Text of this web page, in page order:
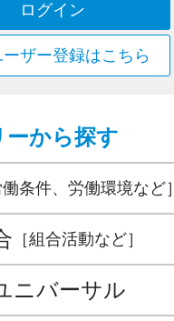
ログイン
ザー登録はこちら
ーから探す
働条件、労働環境など］
［組合活動など］
ニバーサル